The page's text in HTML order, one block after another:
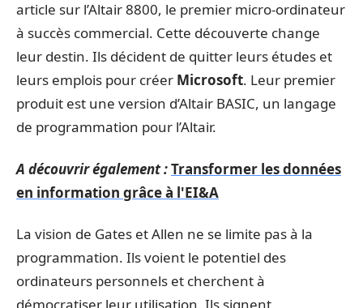
article sur l’Altair 8800, le premier micro-ordinateur
à succès commercial. Cette découverte change
leur destin. Ils décident de quitter leurs études et
leurs emplois pour créer Microsoft. Leur premier
produit est une version d’Altair BASIC, un langage
de programmation pour l’Altair.
A découvrir également :Transformer les données
en information grâce à l'EI&A
La vision de Gates et Allen ne se limite pas à la
programmation. Ils voient le potentiel des
ordinateurs personnels et cherchent à